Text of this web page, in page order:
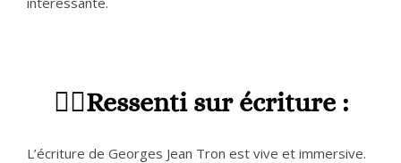
✍🏻Ressenti sur écriture :
L’écriture de Georges Jean Tron est vive et immersive.